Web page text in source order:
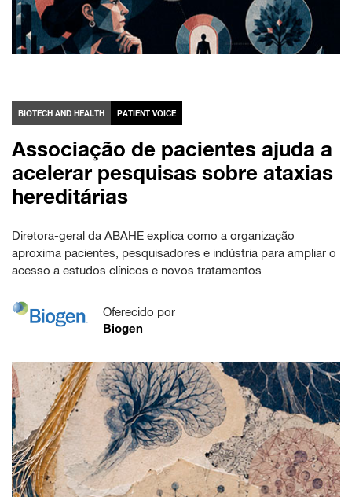
BIOTECH AND HEALTH PATIENT VOICE
Associação de pacientes ajuda a
acelerar pesquisas sobre ataxias
hereditárias
Diretora-geral da ABAHE explica como a organização
aproxima pacientes, pesquisadores e indústria para ampliar o
acesso a estudos clínicos e novos tratamentos
Oferecido por
Biogen